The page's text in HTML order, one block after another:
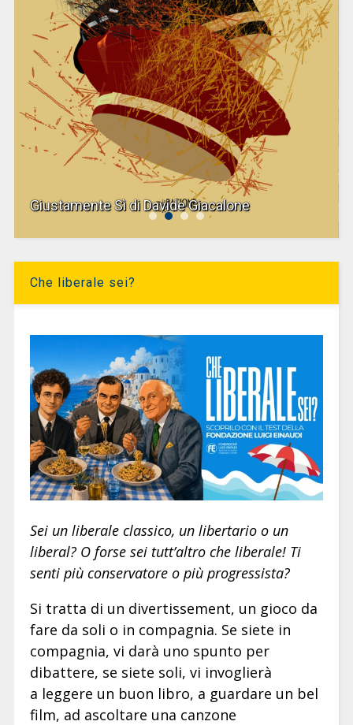
Giustamente Sì di Davide Giacalone
Che liberale sei?
Sei un liberale classico, un libertario o un
liberal? O forse sei tutt’altro che liberale! Ti
senti più conservatore o più progressista?
Si tratta di un divertissement, un gioco da
fare da soli o in compagnia. Se siete in
compagnia, vi darà uno spunto per
dibattere, se siete soli, vi invoglierà
a leggere un buon libro, a guardare un bel
film, ad ascoltare una canzone